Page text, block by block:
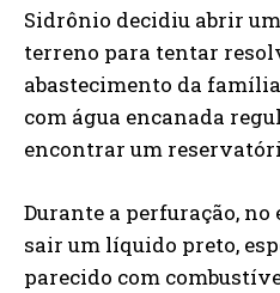
Sidrônio decidiu abrir um
terreno para tentar
abastecimento da
com água encanada
encontrar um
Durante a perfuração, no
sair um líquido preto,
parecido com